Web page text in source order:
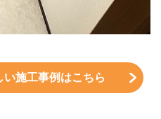
施工事例はこちら